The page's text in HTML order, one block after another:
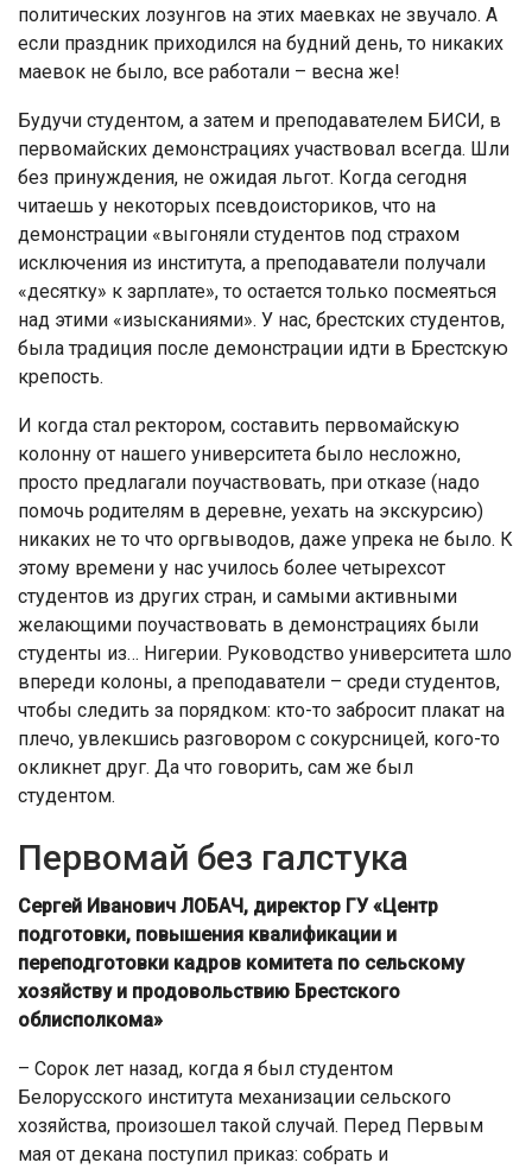
политических лозунгов на этих маевках не звучало. А
если праздник приходился на будний день, то никаких
маевок не было, все работали – весна же!
Будучи студентом, а затем и преподавателем БИСИ, в
первомайских демонстрациях участвовал всегда. Шли
без принуждения, не ожидая льгот. Когда сегодня
читаешь у некоторых псевдоисториков, что на
демонстрации «выгоняли студентов под страхом
исключения из института, а преподаватели получали
«десятку» к зарплате», то остается только посмеяться
над этими «изысканиями». У нас, брестских студентов,
была традиция после демонстрации идти в Брестскую
крепость.
И когда стал ректором, составить первомайскую
колонну от нашего университета было несложно,
просто предлагали поучаствовать, при отказе (надо
помочь родителям в деревне, уехать на экскурсию)
никаких не то что оргвыводов, даже упрека не было. К
этому времени у нас училось более четырехсот
студентов из других стран, и самыми активными
желающими поучаствовать в демонстрациях были
студенты из… Нигерии. Руководство университета шло
впереди колоны, а преподаватели – среди студентов,
чтобы следить за порядком: кто-то забросит плакат на
плечо, увлекшись разговором с сокурсницей, кого-то
окликнет друг. Да что говорить, сам же был
студентом.
Первомай без галстука
Сергей Иванович ЛОБАЧ, директор ГУ «Центр
подготовки, повышения квалификации и
переподготовки кадров комитета по сельскому
хозяйству и продовольствию Брестского
облисполкома»
– Сорок лет назад, когда я был студентом
Белорусского института механизации сельского
хозяйства, произошел такой случай. Перед Первым
мая от декана поступил приказ: собрать и